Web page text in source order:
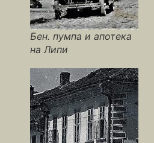
Бен. пумпа и апотека
на Липи